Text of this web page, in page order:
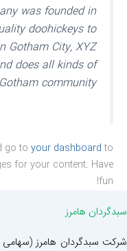
was founded in
doohickeys to
Gotham City, XYZ
does all kinds of
community.
go to your dashboardto
for your content. Have
fun!
سبدگردان هامرز